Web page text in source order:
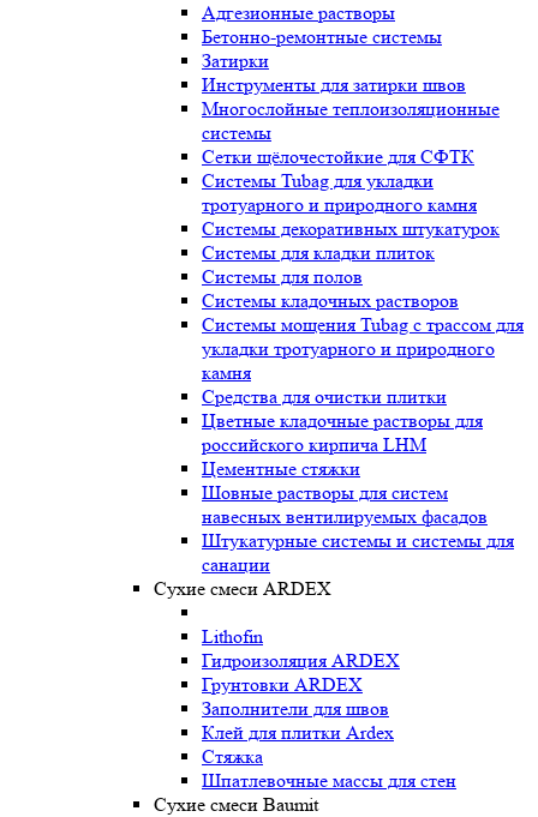
Адгезионные растворы
Бетонно-ремонтные системы
Затирки
Инструменты для затирки швов
Многослойные теплоизоляционные
системы
Сетки щёлочестойкие для СФТК
Системы Tubag для укладки
тротуарного и природного камня
Системы декоративных штукатурок
Системы для кладки плиток
Системы для полов
Системы кладочных растворов
Системы мощения Tubag с трассом для
укладки тротуарного и природного
камня
Средства для очистки плитки
Цветные кладочные растворы для
российского кирпича LHM
Цементные стяжки
Шовные растворы для систем
навесных вентилируемых фасадов
Штукатурные системы и системы для
санации
Сухие смеси ARDEX
Lithofin
Гидроизоляция ARDEX
Грунтовки ARDEX
Заполнители для швов
Клей для плитки Ardex
Стяжка
Шпатлевочные массы для стен
Сухие смеси Baumit